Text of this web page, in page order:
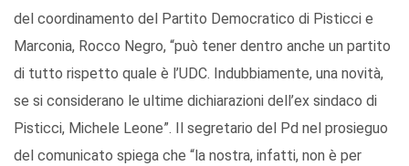
del coordinamento del Partito Democratico di Pisticci e
Marconia, Rocco Negro, “può tener dentro anche un partito
di tutto rispetto quale è l’UDC. Indubbiamente, una novità,
se si considerano le ultime dichiarazioni dell’ex sindaco di
Pisticci, Michele Leone”. Il segretario del Pd nel prosieguo
del comunicato spiega che “la nostra, infatti, non è per